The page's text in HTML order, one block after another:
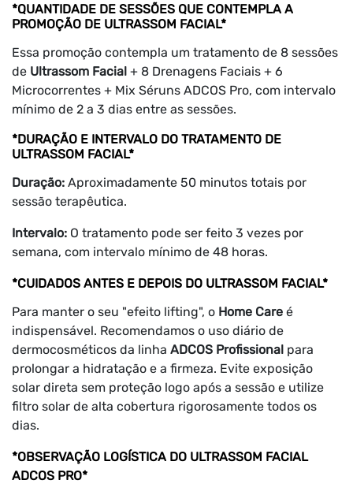
*QUANTIDADE DE SESSÕES QUE CONTEMPLA A
PROMOÇÃO DE ULTRASSOM FACIAL*
Essa promoção contempla um tratamento de 8 sessões
de Ultrassom Facial + 8 Drenagens Faciais + 6
Microcorrentes + Mix Séruns ADCOS Pro, com intervalo
mínimo de 2 a 3 dias entre as sessões.
*DURAÇÃO E INTERVALO DO TRATAMENTO DE
ULTRASSOM FACIAL*
Duração: Aproximadamente 50 minutos totais por
sessão terapêutica.
Intervalo: O tratamento pode ser feito 3 vezes por
semana, com intervalo mínimo de 48 horas.
*CUIDADOS ANTES E DEPOIS DO ULTRASSOM FACIAL*
Para manter o seu "efeito lifting", o Home Care é
indispensável. Recomendamos o uso diário de
dermocosméticos da linha ADCOS Profissional para
prolongar a hidratação e a firmeza. Evite exposição
solar direta sem proteção logo após a sessão e utilize
filtro solar de alta cobertura rigorosamente todos os
dias.
*OBSERVAÇÃO LOGÍSTICA DO ULTRASSOM FACIAL
ADCOS PRO*